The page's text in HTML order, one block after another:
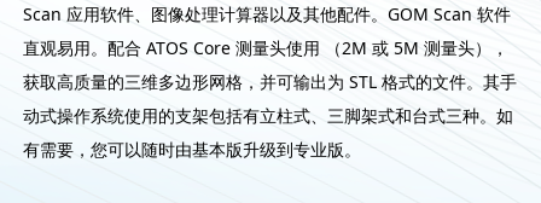
Scan 应用软件、图像处理计算器以及其他配件。GOM Scan 软件
直观易用。配合 ATOS Core 测量头使用 （2M 或 5M 测量头），
获取高质量的三维多边形网格，并可输出为 STL 格式的文件。其手
动式操作系统使用的支架包括有立柱式、三脚架式和台式三种。如
有需要，您可以随时由基本版升级到专业版。